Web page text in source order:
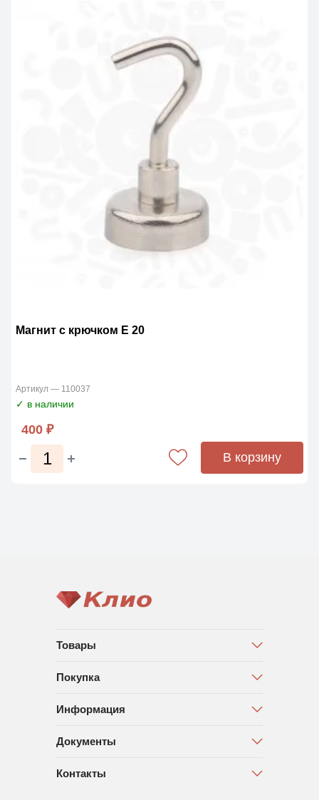
Магнит с крючком Е 20
Артикул — 110037
✓ в наличии
400 ₽
В корзину
Товары
Покупка
Информация
Документы
Контакты